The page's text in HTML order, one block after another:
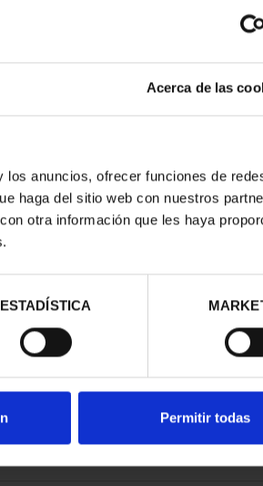
Acerca de las
anuncios, ofrecer funciones de
haga del sitio web con nuestros
otra información que les haya
ESTADÍSTICA
Permitir todas